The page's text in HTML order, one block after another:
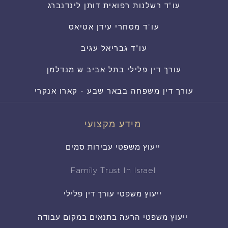
עו"ד רשלנות רפואית דותן לינדנברג
עו"ד מסחרי עידן אטיאס
עו"ד גבריאל עגיב
עורך דין פלילי בתל אביב ש מנדלמן
עורך דין משפחה בבאר שבע - קארו אנקרי
מידע מקצועי
ייעוץ משפטי עבירות סמים
Family Trust In Israel
ייעוץ משפטי עורך דין פלילי
ייעוץ משפטי הרעה בתנאים במקום עבודה